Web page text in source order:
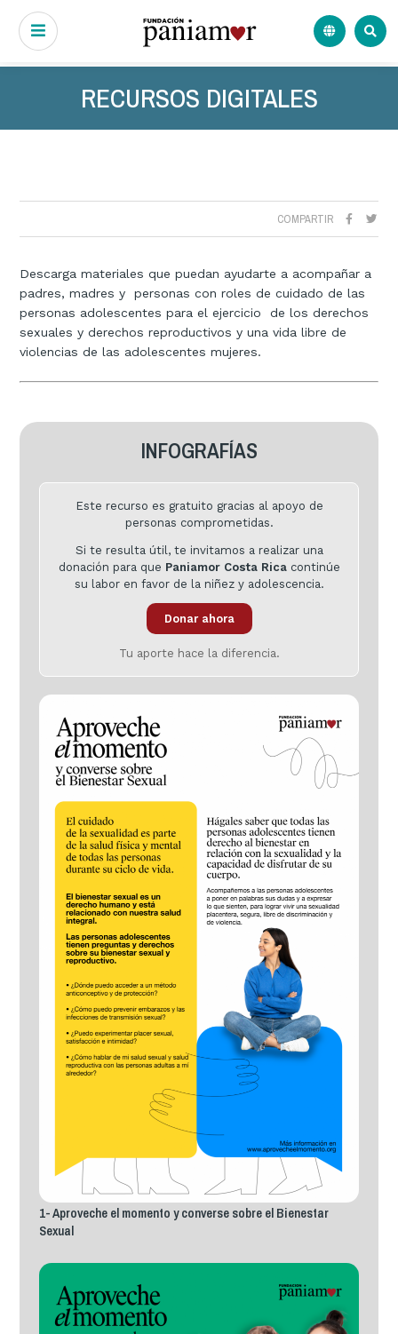
RECURSOS DIGITALES
COMPARTIR
Descarga materiales que puedan ayudarte a acompañar a
padres, madres y personas con roles de cuidado de las
personas adolescentes para el ejercicio de los derechos
sexuales y derechos reproductivos y una vida libre de
violencias de las adolescentes mujeres.
INFOGRAFÍAS
Este recurso es gratuito gracias al apoyo de
personas comprometidas.
Si te resulta útil, te invitamos a realizar una
donación para que Paniamor Costa Ricacontinúe
su labor en favor de la niñez y adolescencia.
Donar ahora
Tu aporte hace la diferencia.
1- Aproveche el momento y converse sobre el Bienestar
Sexual